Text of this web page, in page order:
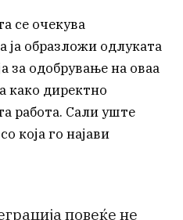
се очекува
ја образложи одлуката
за одобрување на оваа
како директно
работа. Сали уште
која го најави
повеќе не